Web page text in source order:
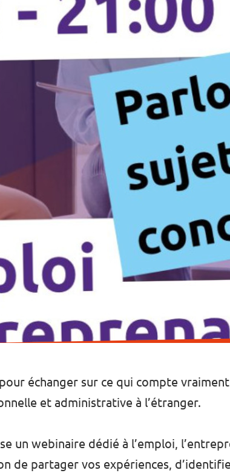
échanger sur ce qui compte
et administrative à l’étranger.
un webinaire dédié à l’emploi,
de partager vos expériences,